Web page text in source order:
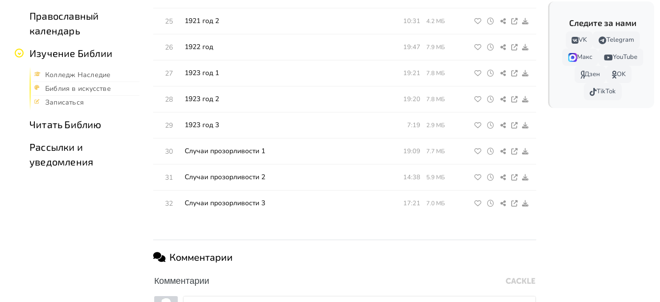
Православный
календарь
Изучение Библии
Колледж Наследие
Библия в искусстве
Записаться
Читать Библию
Рассылки и
уведомления
25 1921 год 2 10:31 4.2 МБ
26 1922 год 19:47 7.9 МБ
27 1923 год 1 19:21 7.8 МБ
28 1923 год 2 19:20 7.8 МБ
29 1923 год 3 7:19 2.9 МБ
30 Случаи прозорливости 1 19:09 7.7 МБ
31 Случаи прозорливости 2 14:38 5.9 МБ
32 Случаи прозорливости 3 17:21 7.0 МБ
Комментарии
Комментарии
Следите за нами
VK
Telegram
Макс
YouTube
Дзен
OK
TikTok